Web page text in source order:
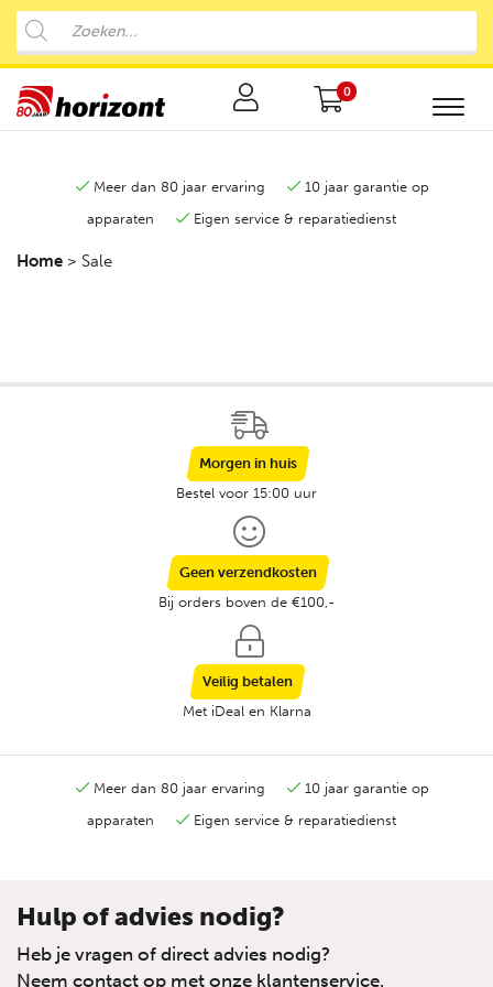
0
Meer dan 80 jaar ervaring
10 jaar garantie op
apparaten
Eigen service & reparatiedienst
Home > Sale
Morgen in huis
Bestel voor 15:00 uur
Geen verzendkosten
Bij orders boven de €100,-
Veilig betalen
Met iDeal en Klarna
Meer dan 80 jaar ervaring
10 jaar garantie op
apparaten
Eigen service & reparatiedienst
Hulp of advies nodig?
Heb je vragen of direct advies nodig?
Neem contact op met onze klantenservice.